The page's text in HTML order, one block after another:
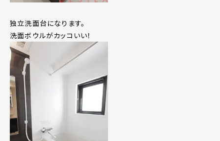
独立洗面台になります。
洗面ボウルがカッコいい！